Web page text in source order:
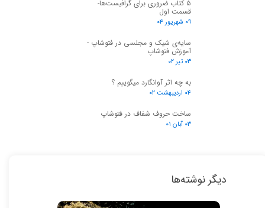
۵ کتاب ضروری برای گرافیست‌ها-
قسمت اول
۰۹ شهریور ۰۴
سایه‌ی شیک و مجلسی در فتوشاپ -
آموزش فتوشاپ
۰۳ تیر ۰۲
به چه اثر آوانگارد میگوییم ؟
۰۴ اردیبهشت ۰۲
ساخت حروف شفاف در فتوشاپ
۰۳ آبان ۰۱
دیگر نوشته‌ها